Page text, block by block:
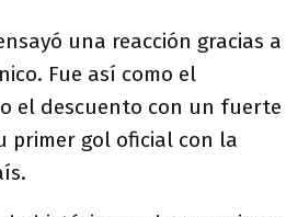
una reacción gracias a
Fue así como el
el descuento con un fuerte
primer gol oficial con la